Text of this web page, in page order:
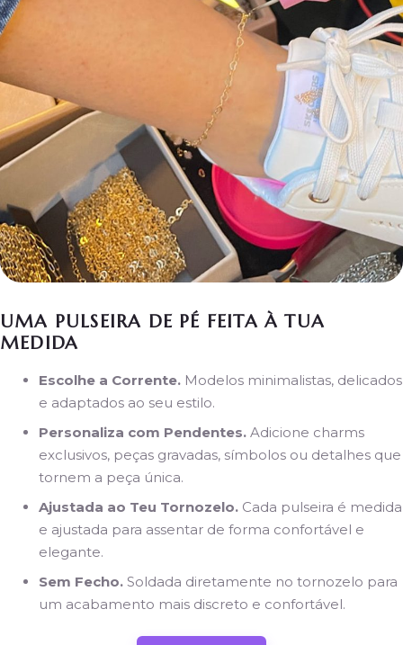
UMA PULSEIRA DE PÉ FEITA À TUA
MEDIDA
Escolhe a Corrente.Modelos minimalistas, delicados
e adaptados ao seu estilo.
Personaliza com Pendentes.Adicione charms
exclusivos, peças gravadas, símbolos ou detalhes que
tornem a peça única.
Ajustada ao Teu Tornozelo.Cada pulseira é medida
e ajustada para assentar de forma confortável e
elegante.
Sem Fecho.Soldada diretamente no tornozelo para
um acabamento mais discreto e confortável.